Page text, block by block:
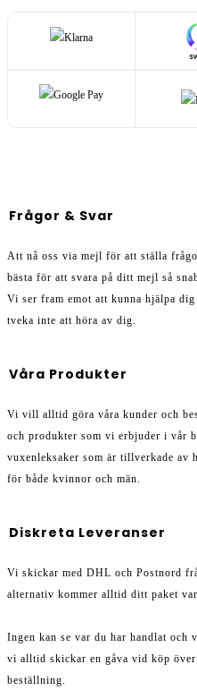
Frågor & Svar
Att nå oss via mejl för att ställa
bästa för att svara på ditt mejl så
Vi ser fram emot att kunna hjälpa
tveka inte att höra av dig.
Våra Produkter
Vi vill alltid göra våra kunder och
och produkter som vi erbjuder i vår
vuxenleksaker som är tillverkade av
för både kvinnor och män.
Diskreta Leveranser
Vi skickar med DHL och Postnord
alternativ kommer alltid ditt paket
Ingen kan se var du har handlat och
vi alltid skickar en gåva vid köp
beställning.